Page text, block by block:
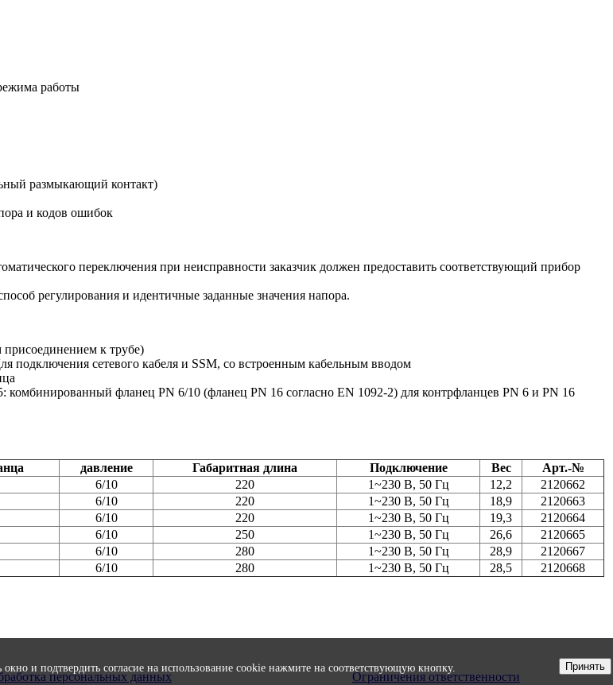
работы
размыкающий контакт)
и кодов ошибок
переключения при неисправности заказчик должен предоставить соответствующий прибор
регулирования и идентичные заданные значения напора.
присоединением к трубе)
подключения сетевого кабеля и SSM, со встроенным кабельным вводом
комбинированный фланец PN 6/10 (фланец PN 16 согласно EN 1092-2) для контрфланцев PN 6 и PN 16
давление Габаритная длина Подключение Вес
Арт.-№
6/10 220 1~230 В, 50 Гц 12,2
2120662
6/10 220 1~230 В, 50 Гц 18,9
2120663
6/10 220 1~230 В, 50 Гц 19,3
2120664
6/10 250 1~230 В, 50 Гц 26,6
2120665
6/10 280 1~230 В, 50 Гц 28,9
2120667
6/10 280 1~230 В, 50 Гц 28,5 2120668
персональных данных Ограничения ответственности
и подтвердить согласие на использование cookie нажмите на соответствующую кнопку. Принять